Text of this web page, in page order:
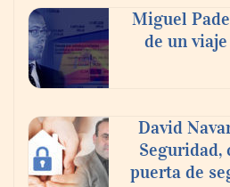
compromiso para el
agosto
Miguel
de un
David
Seguridad,
puerta de